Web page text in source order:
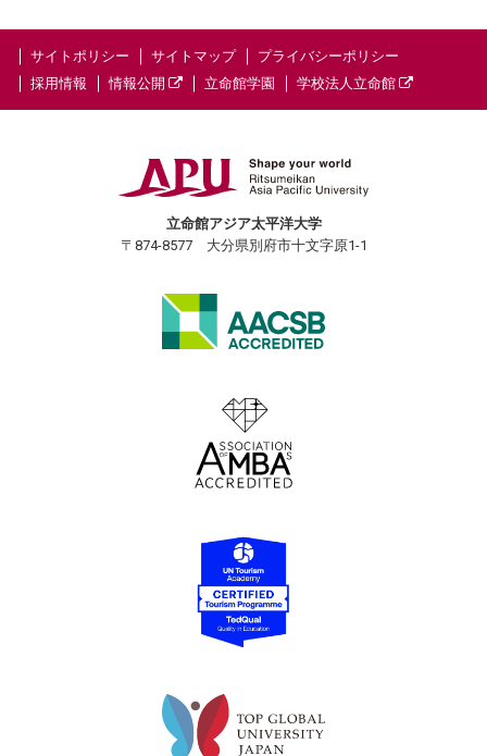
サイトポリシー サイトマップ
プライバシーポリシー
採用情報
情報公開 立命館学園 学校法人立命館
立命館アジア太平洋大学
〒874-8577 大分県別府市十文字原1-1